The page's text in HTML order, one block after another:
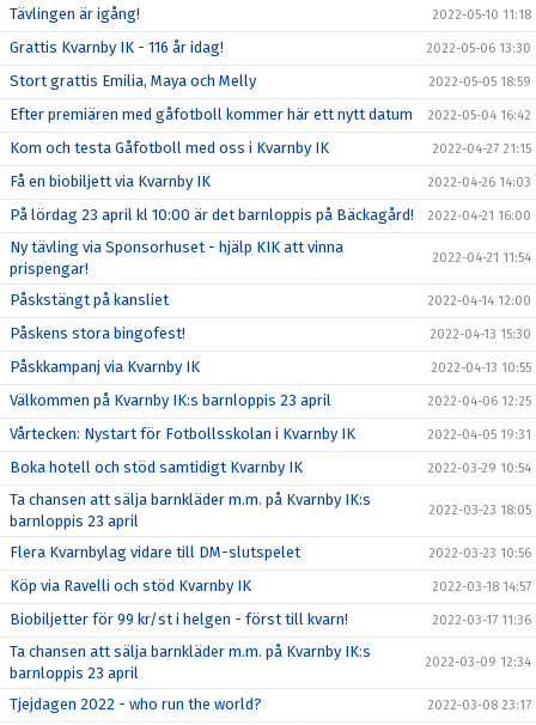
Tävlingen är igång! 2022-05-10 11:18
Grattis Kvarnby IK - 116 år idag! 2022-05-06 13:30
Stort grattis Emilia, Maya och Melly 2022-05-05 18:59
Efter premiären med gåfotboll kommer här ett nytt datum 2022-05-04 16:42
Kom och testa Gåfotboll med oss i Kvarnby IK 2022-04-27 21:15
Få en biobiljett via Kvarnby IK 2022-04-26 14:03
På lördag 23 april kl 10:00 är det barnloppis på Bäckagård! 2022-04-21 16:00
Ny tävling via Sponsorhuset - hjälp KIK att vinna
prispengar!
2022-04-21 11:54
Påskstängt på kansliet 2022-04-14 12:00
Påskens stora bingofest! 2022-04-13 15:30
Påskkampanj via Kvarnby IK 2022-04-13 10:55
Välkommen på Kvarnby IK:s barnloppis 23 april 2022-04-06 12:25
Vårtecken: Nystart för Fotbollsskolan i Kvarnby IK 2022-04-05 19:31
Boka hotell och stöd samtidigt Kvarnby IK 2022-03-29 10:54
Ta chansen att sälja barnkläder m.m. på Kvarnby IK:s
barnloppis 23 april
2022-03-23 18:05
Flera Kvarnbylag vidare till DM-slutspelet 2022-03-23 10:56
Köp via Ravelli och stöd Kvarnby IK 2022-03-18 14:57
Biobiljetter för 99 kr/st i helgen - först till kvarn! 2022-03-17 11:36
Ta chansen att sälja barnkläder m.m. på Kvarnby IK:s
barnloppis 23 april
2022-03-09 12:34
Tjejdagen 2022 - who run the world? 2022-03-08 23:17